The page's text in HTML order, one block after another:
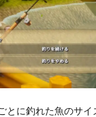
とに釣れた魚のサイ